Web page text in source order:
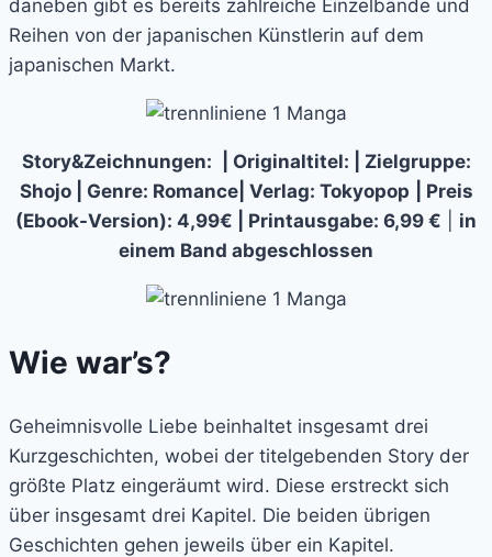
daneben gibt es bereits zahlreiche Einzelbände und
Reihen von der japanischen Künstlerin auf dem
japanischen Markt.
Story&Zeichnungen:
| Originaltitel: | Zielgruppe:
Shojo | Genre: Romance| Verlag: Tokyopop
| Preis
(Ebook-Version): 4,99€ | Printausgabe: 6,99 €
in
einem Band abgeschlossen
Wie war’s?
Geheimnisvolle Liebe beinhaltet insgesamt drei
Kurzgeschichten, wobei der titelgebenden Story der
größte Platz eingeräumt wird. Diese erstreckt sich
über insgesamt drei Kapitel. Die beiden übrigen
Geschichten gehen jeweils über ein Kapitel.